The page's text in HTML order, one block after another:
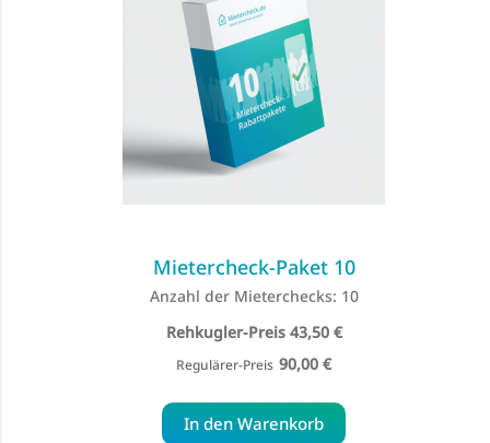
Mietercheck-Paket 10
Anzahl der Mieterchecks: 10
Special
Price
43,50 €
Regulärer-Preis 90,00 €
In den Warenkorb